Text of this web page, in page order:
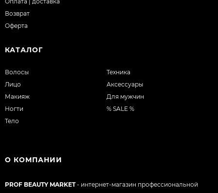
Возврат
Оферта
КАТАЛОГ
Волосы
Лицо
Макияж
Ногти
Тело
Техника
Аксессуары
Для мужчин
% SALE %
О КОМПАНИИ
PROF BEAUTY MARKET- интернет-магазин профессиональной